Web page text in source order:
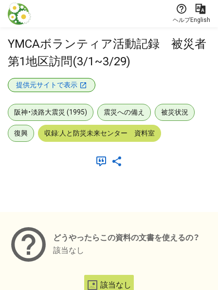
本文に飛ぶ
ヘルプEnglish
YMCAボランティア活動記録 被災者
第1地区訪問(3/1~3/29)
提供元サイトで表示
阪神・淡路大震災 (1995) 震災への備え 被災状況
復興 収録:人と防災未来センター 資料室
どうやったらこの資料の文書を使えるの？
該当なし
該当なし